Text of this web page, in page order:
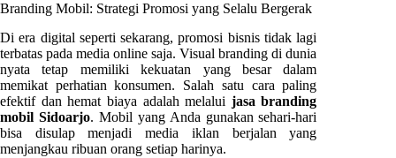
Branding Mobil: Strategi Promosi yang Selalu Bergerak
Di era digital seperti sekarang, promosi bisnis tidak lagi
terbatas pada media online saja. Visual branding di dunia
nyata tetap memiliki kekuatan yang besar dalam
memikat perhatian konsumen. Salah satu cara paling
efektif dan hemat biaya adalah melalui jasa branding
mobil Sidoarjo. Mobil yang Anda gunakan sehari-hari
bisa disulap menjadi media iklan berjalan yang
menjangkau ribuan orang setiap harinya.